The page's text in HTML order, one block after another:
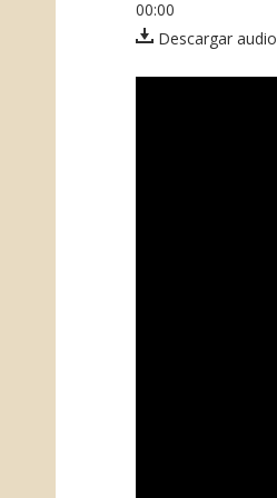
00:00
Descargar audio